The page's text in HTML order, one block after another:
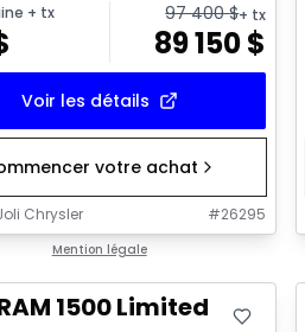
+ tx 97 400$+ tx
89 150$
Voir les détails
votre achat
Chrysler #26295
Mention légale
1500 Limited